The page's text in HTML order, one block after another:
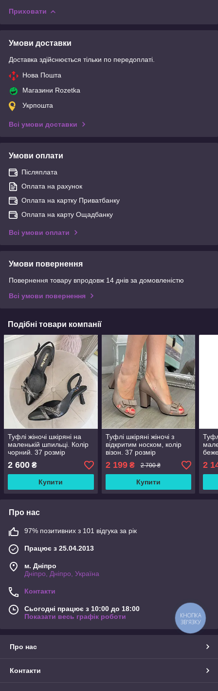
Приховати
Умови доставки
Доставка здійснюється тільки по передоплаті.
Нова Пошта
Магазини Rozetka
Укрпошта
Всі умови доставки
Умови оплати
Післяплата
Оплата на рахунок
Оплата на картку Приватбанку
Оплата на карту Ощадбанку
Всі умови оплати
Умови повернення
Повернення товару впродовж 14 днів за домовленістю
Всі умови повернення
Подібні товари компанії
Туфлі жіночі шкіряні на
маленькій шпильці. Колір
чорний. 37 розмір
2 600 ₴
Купити
Туфлі шкіряні жіночі з
відкритим носком, колір
візон. 37 розмір
2 199₴ 2 700 ₴
Купити
2
Про нас
97% позитивних з 101 відгука за рік
Працює з 25.04.2013
м. Дніпро
Дніпро, Дніпро, Україна
Контакти
Сьогодні працює з 10:00 до 18:00
Показати весь графік роботи
Про нас
Контакти
КНОПКА
ЗВ'ЯЗКУ